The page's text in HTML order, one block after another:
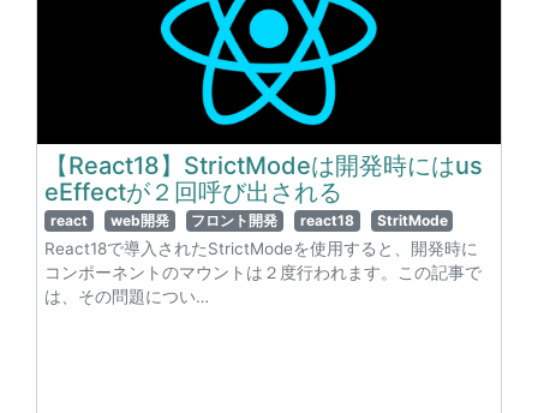
【React18】StrictModeは開発時にはus
eEffectが２回呼び出される
react web開発 フロント開発 react18 StritMode
React18で導入されたStrictModeを使用すると、開発時に
コンポーネントのマウントは２度行われます。この記事で
は、その問題につい…